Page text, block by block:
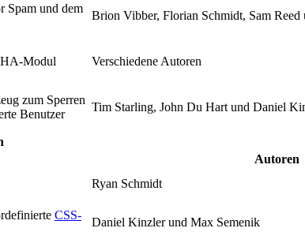
Spam und dem
Brion Vibber, Florian Schmidt, Sam Reed
Modul Verschiedene Autoren
zum Sperren
Benutzer
Tim Starling, John Du Hart und Daniel
Autoren
Ryan Schmidt
CSS-
Daniel Kinzler und Max Semenik